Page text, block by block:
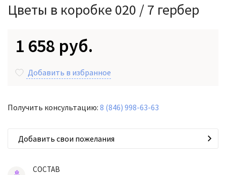
Цветы в коробке 020 / 7 гербер
1 658 руб.
Добавить в избранное
Получить консультацию: 8 (846) 998-63-63
Добавить свои пожелания
СОСТАВ